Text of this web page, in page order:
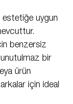
estetiğe uygun
benzersiz
bir
ürün
için ideal